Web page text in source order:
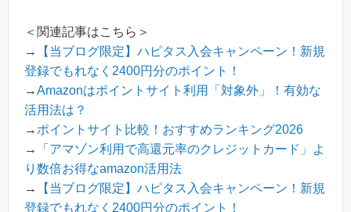
＜関連記事はこちら＞
→
【当ブログ限定】ハピタス入会キャンペーン！新規
登録でもれなく2400円分のポイント！
→Amazonはポイントサイト利用「対象外」！有効な
活用法は？
→ ポイントサイト比較！おすすめランキング2026
→
「アマゾン利用で高還元率のクレジットカード」よ
り数倍お得なamazon活用法
→
【当ブログ限定】ハピタス入会キャンペーン！新規
登録でもれなく2400円分のポイント！